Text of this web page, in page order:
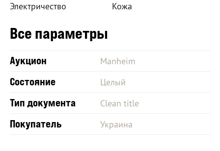
Электричество Кожа
Все параметры
Аукцион Manheim
Состояние Целый
Тип документа Clean title
Покупатель Украина